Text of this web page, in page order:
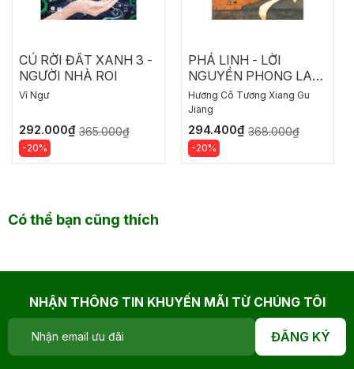
CÚ RỜI ĐẤT XANH 3 -
NGƯỜI NHÀ ROI
Vĩ Ngư
292.000₫ 365.000₫
-20%
PHÁ LINH - LỜI
NGUYỀN PHONG LAN
MA
Hương Cô Tương Xiang Gu
Jiang
294.400₫ 368.000₫
-20%
Có thể bạn cũng thích
NHẬN THÔNG TIN KHUYẾN MÃI TỪ CHÚNG TÔI
ĐĂNG KÝ